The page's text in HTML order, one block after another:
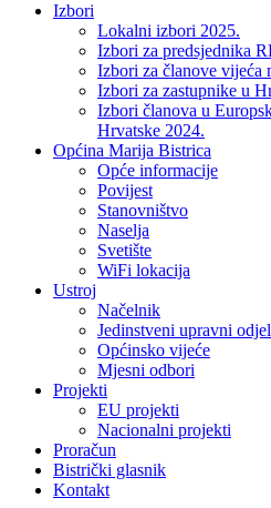
Izbori
Lokalni izbori 2025.
Izbori za predsjednika
Izbori za članove vijeća
Izbori za zastupnike u
Izbori članova u
Hrvatske 2024.
Općina Marija Bistrica
Opće informacije
Povijest
Stanovništvo
Naselja
Svetište
WiFi lokacija
Ustroj
Načelnik
Jedinstveni upravni odjel
Općinsko vijeće
Mjesni odbori
Projekti
EU projekti
Nacionalni projekti
Proračun
Bistrički glasnik
Kontakt